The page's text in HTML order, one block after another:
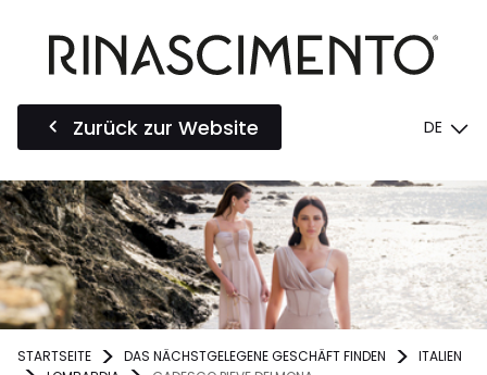
Zurück zur Website DE
STARTSEITE DAS NÄCHSTGELEGENE GESCHÄFT FINDEN
ITALIEN